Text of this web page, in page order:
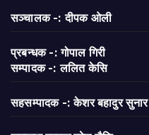
सञ्चालक -: दीपक ओली
प्रबन्धक -: गोपाल गिरी
सम्पादक -: ललित केसि
सहसम्पादक -: केशर बहादुर सुनार